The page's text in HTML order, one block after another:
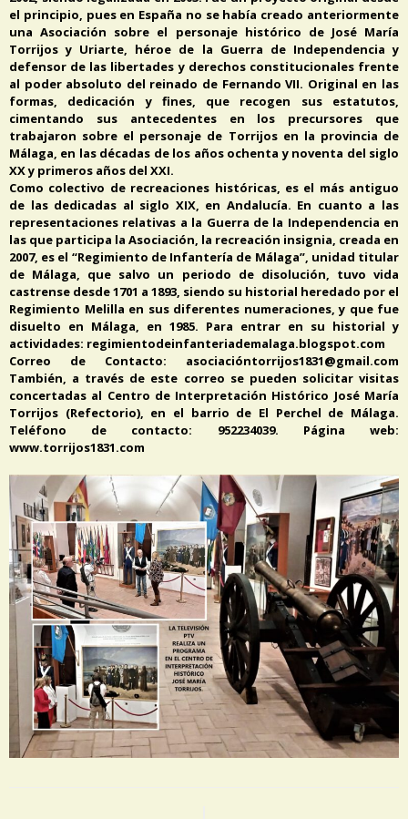
el principio, pues en España no se había creado anteriormente
una Asociación sobre el personaje histórico de José María
Torrijos y Uriarte, héroe de la Guerra de Independencia y
defensor de las libertades y derechos constitucionales frente
al poder absoluto del reinado de Fernando VII. Original en las
formas, dedicación y fines, que recogen sus estatutos,
cimentando sus antecedentes en los precursores que
trabajaron sobre el personaje de Torrijos en la provincia de
Málaga, en las décadas de los años ochenta y noventa del siglo
XX y primeros años del XXI.
Como colectivo de recreaciones históricas, es el más antiguo
de las dedicadas al siglo XIX, en Andalucía. En cuanto a las
representaciones relativas a la Guerra de la Independencia en
las que participa la Asociación, la recreación insignia, creada en
2007, es el “Regimiento de Infantería de Málaga”, unidad titular
de Málaga, que salvo un periodo de disolución, tuvo vida
castrense desde 1701 a 1893, siendo su historial heredado por el
Regimiento Melilla en sus diferentes numeraciones, y que fue
disuelto en Málaga, en 1985. Para entrar en su historial y
actividades: regimientodeinfanteriademalaga.blogspot.com
Correo de Contacto: asociacióntorrijos1831@gmail.com
También, a través de este correo se pueden solicitar visitas
concertadas al Centro de Interpretación Histórico José María
Torrijos (Refectorio), en el barrio de El Perchel de Málaga.
Teléfono de contacto: 952234039. Página web:
www.torrijos1831.com